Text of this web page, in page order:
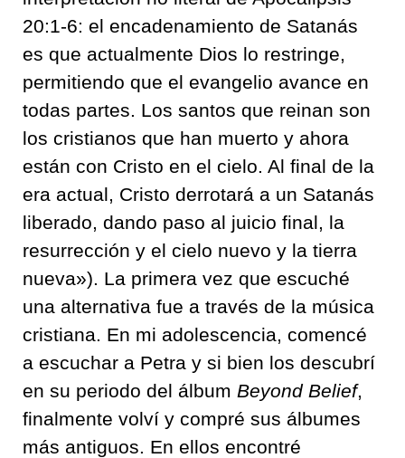
20:1-6: el encadenamiento de Satanás
es que actualmente Dios lo restringe,
permitiendo que el evangelio avance en
todas partes. Los santos que reinan son
los cristianos que han muerto y ahora
están con Cristo en el cielo. Al final de la
era actual, Cristo derrotará a un Satanás
liberado, dando paso al juicio final, la
resurrección y el cielo nuevo y la tierra
nueva»). La primera vez que escuché
una alternativa fue a través de la música
cristiana. En mi adolescencia, comencé
a escuchar a Petra y si bien los descubrí
en su periodo del álbum Beyond Belief,
finalmente volví y compré sus álbumes
más antiguos. En ellos encontré